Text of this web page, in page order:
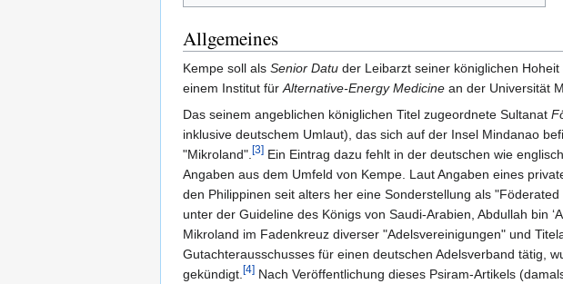
Allgemeines
Kempe soll als Senior Datu der Leibarzt seiner königlichen
einem Institut für Alternative-Energy Medicine an der Universität
Das seinem angeblichen königlichen Titel zugeordnete Sultanat
inklusive deutschem Umlaut), das sich auf der Insel Mindanao
"Mikroland". [3] Ein Eintrag dazu fehlt in der deutschen wie
Angaben aus dem Umfeld von Kempe. Laut Angaben eines
den Philippinen seit alters her eine Sonderstellung als
unter der Guideline des Königs von Saudi-Arabien, Abdullah bin
Mikroland im Fadenkreuz diverser "Adelsvereinigungen" und
Gutachterausschusses für einen deutschen Adelsverband tätig,
gekündigt. [4] Nach Veröffentlichung dieses Psiram-Artikels